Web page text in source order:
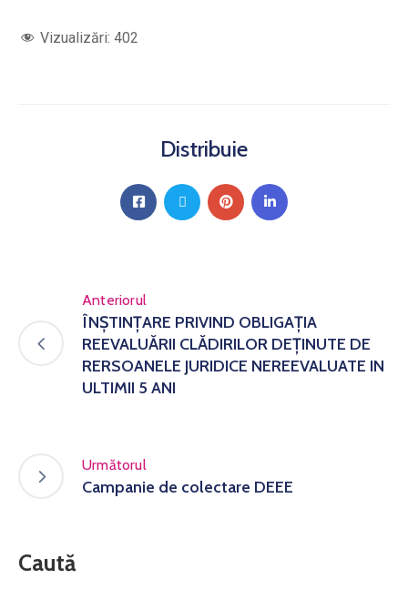
Vizualizări: 402
Distribuie
Anteriorul
ÎNŞTINŢARE PRIVIND OBLIGAŢIA
REEVALUĂRII CLĂDIRILOR DEŢINUTE DE
RERSOANELE JURIDICE NEREEVALUATE IN
ULTIMII 5 ANI
Următorul
Campanie de colectare DEEE
Caută